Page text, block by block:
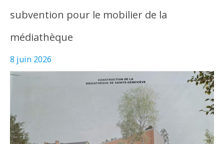
subvention pour le mobilier de la
médiathèque
8 juin 2026